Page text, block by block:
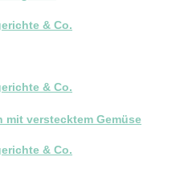
& Co.
& Co.
mit verstecktem Gemüse
& Co.